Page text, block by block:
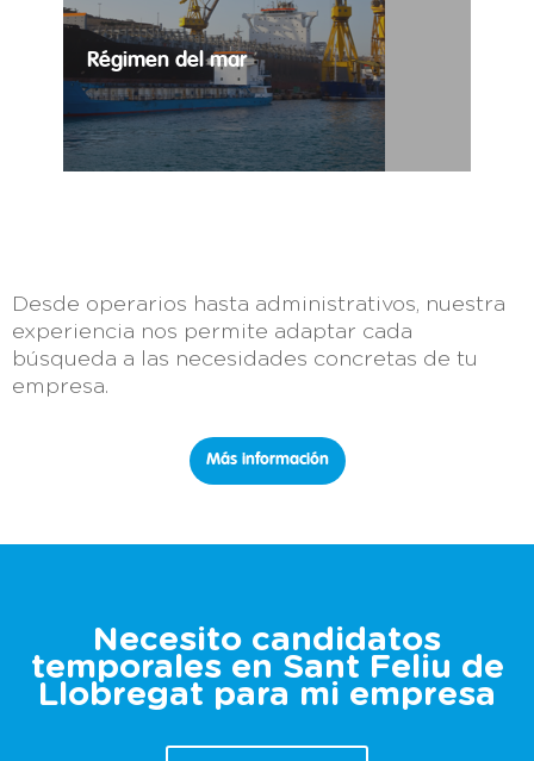
Régimen del mar
Trabajo temporal para régimen del mar.
Desde operarios hasta administrativos, nuestra
experiencia nos permite adaptar cada
búsqueda a las necesidades concretas de tu
empresa.
Más información
Necesito candidatos
temporales en Sant Feliu de
Llobregat para mi empresa